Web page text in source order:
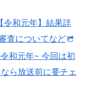
令和元年】結果詳
査についてなど
和元年~ 今回は初
ら放送前に要チェ